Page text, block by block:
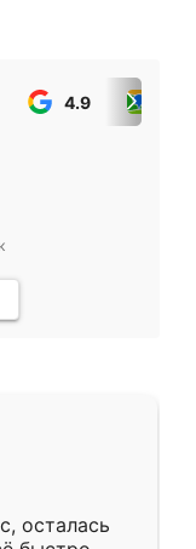
4.9
осталась